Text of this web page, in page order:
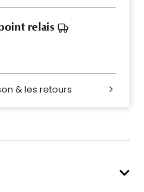
relais
& les retours